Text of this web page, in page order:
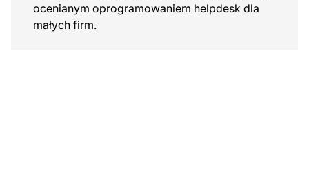
ocenianym oprogramowaniem helpdesk dla
małych firm.